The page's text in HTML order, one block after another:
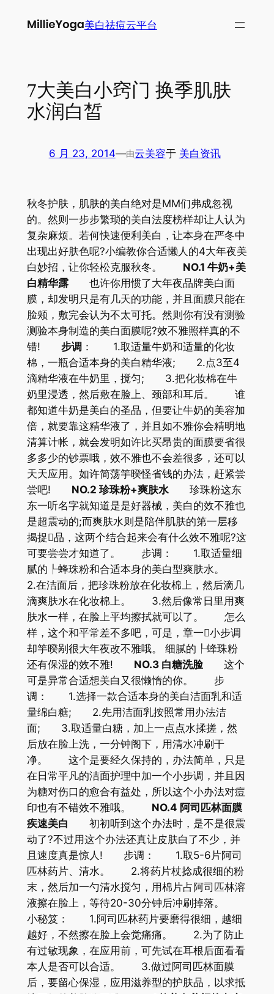
美白祛痘云平台
7大美白小窍门 换季肌肤
水润白皙
6 月 23, 2014—由云美容于 美白资讯
秋冬护肤，肌肤的美白绝对是MM们弗成忽视
的。然则一步步繁琐的美白法度榜样却让人认为
复杂麻烦。若何快速便利美白，让本身在严冬中
出现出好肤色呢?小编教你合适懒人的4大年夜美
白妙招，让你轻松克服秋冬。 NO.1 牛奶+美
白精华露也许你用惯了大年夜品牌美白面
膜，却发明只是有几天的功能，并且面膜只能在
脸颊，敷完会认为不太可托。然则你有没有测验
测验本身制造的美白面膜呢?效不雅照样真的不
错! 步调 ： 1.取适量牛奶和适量的化妆
棉，一瓶合适本身的美白精华液; 2.点3至4
滴精华液在牛奶里，搅匀; 3.把化妆棉在牛
奶里浸透，然后敷在脸上、颈部和耳后。 谁
都知道牛奶是美白的圣品，但要让牛奶的美容加
倍，就要靠这精华液了，并且如不雅你会精明地
清算计帐，就会发明如许比买昂贵的面膜要省很
多多少的钞票哦，效不雅也不会差很多，还可以
天天应用。如许简荡竽暌怪省钱的办法，赶紧尝
尝吧! NO.2 珍珠粉+爽肤水珍珠粉这东
东一听名字就知道是是好器械，美白的效不雅也
是超震动的;而爽肤水则是陪伴肌肤的第一层移
揭捉品，这两个结合起来会有什么效不雅呢?这
可要尝尝才知道了。 步调： 1.取适量细
腻的┞蜂珠粉和合适本身的美白型爽肤水。
2.在洁面后，把珍珠粉放在化妆棉上，然后滴几
滴爽肤水在化妆棉上。 3.然后像常日里用爽
肤水一样，在脸上平均擦拭就可以了。 怎么
样，这个和平常差不多吧，可是，章一小步调
却竽暌剐很大年夜改不雅哦。 细腻的┞蜂珠粉
还有保湿的效不雅!
NO.3 白糖洗脸这个
可是异常合适想美白又很懒惰的你。 步
调： 1.选择一款合适本身的美白洁面乳和适
量绵白糖; 2.先用洁面乳按照常用办法洁
面; 3.取适量白糖，加上一点点水揉搓，然
后放在脸上洗，一分钟阁下，用清水冲刷干
净。 这个是要经久保持的，办法简单，只是
在日常平凡的洁面护理中加一个小步调，并且因
为糖对伤口的愈合有益处，所以这个小办法对痘
印也有不错效不雅哦。 NO.4 阿司匹林面膜
疾速美白 初初听到这个办法时，是不是很震
动了?不过用这个办法还真让皮肤白了不少，并
且速度真是惊人! 步调： 1.取5-6片阿司
匹林药片、清水。 2.将药片杖捻成很细的粉
末，然后加一勺清水搅匀，用棉片占阿司匹林溶
液擦在脸上，等待20-30分钟后冲刷掉落。
小秘笈： 1.阿司匹林药片要磨得很细，越细
越好，不然擦在脸上会觉痛痛。 2.为了防止
有过敏现象，在应用前，可先试在耳根后面看看
本人是否可以合适。 3.做过阿司匹林面膜
后，要留心保湿，应用滋养型的护肤品，以求抵